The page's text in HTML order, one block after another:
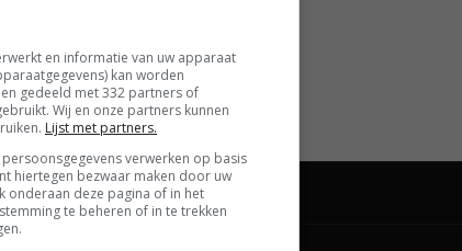
en informatie van uw apparaat
kan worden
gedeeld met 332 partners of
Wij en onze partners kunnen
Lijst met partners.
verwerken op basis
hiertegen bezwaar maken door uw
onderaan deze pagina of in het
te beheren of in te trekken